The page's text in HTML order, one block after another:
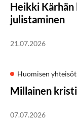
Heikki Kärhän
julistaminen
21.07.2026
Huomisen yhteisöt
Millainen
07.07.2026